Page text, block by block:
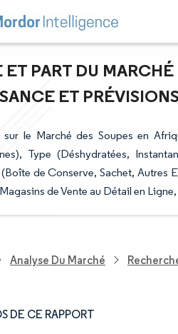
ET PART DU
ET
le Marché des Soupes en
Type (Déshydratées,
de Conserve, Sachet, Autres
de Vente au Détail en
Analyse Du Marché
DE CE RAPPORT